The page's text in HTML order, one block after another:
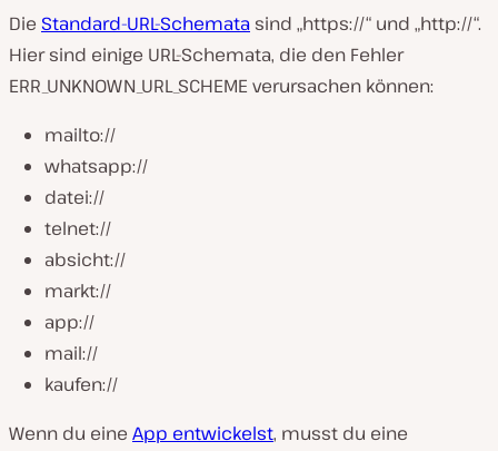
Die Standard-URL-Schemata sind „https://“ und „http://“.
Hier sind einige URL-Schemata, die den Fehler
ERR_UNKNOWN_URL_SCHEME verursachen können:
mailto://
whatsapp://
datei://
telnet://
absicht://
markt://
app://
mail://
kaufen://
Wenn du eine App entwickelst, musst du eine